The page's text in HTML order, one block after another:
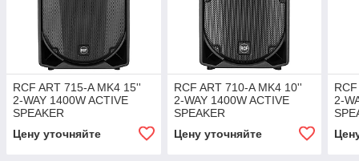
RCF ART 715-A MK4 15''
2-WAY 1400W ACTIVE
SPEAKER
Цену уточняйте
RCF ART 710-A MK4 10''
2-WAY 1400W ACTIVE
SPEAKER
Цену уточняйте
2-